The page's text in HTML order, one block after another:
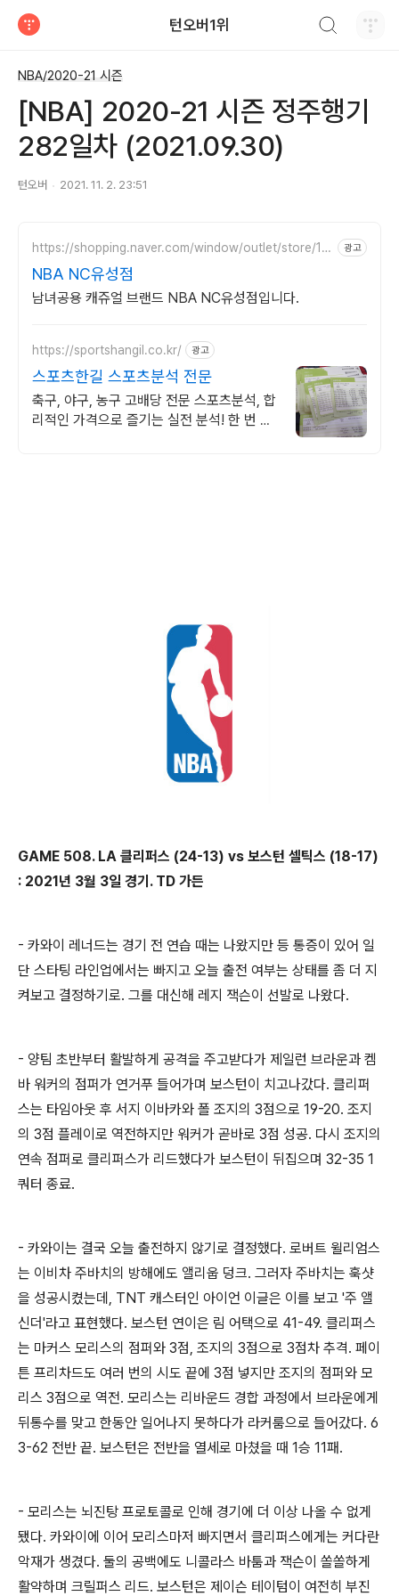
턴오버1위
NBA/2020-21 시즌
[NBA] 2020-21 시즌 정주행기
282일차 (2021.09.30)
턴오버 2021. 11. 2. 23:51
https://shopping.naver.com/window/outlet/store/10
광고
NBA NC유성점
남녀공용 캐쥬얼 브랜드 NBA NC유성점입니다.
https://sportshangil.co.kr/ 광고
스포츠한길 스포츠분석 전문
축구, 야구, 농구 고배당 전문 스포츠분석, 합
리적인 가격으로 즐기는 실전 분석! 한 번 맞
GAME 508. LA 클리퍼스 (24-13) vs 보스턴 셀틱스 (18-17)
: 2021년 3월 3일 경기. TD 가든
- 카와이 레너드는 경기 전 연습 때는 나왔지만 등 통증이 있어 일
단 스타팅 라인업에서는 빠지고 오늘 출전 여부는 상태를 좀 더 지
켜보고 결정하기로. 그를 대신해 레지 잭슨이 선발로 나왔다.
- 양팀 초반부터 활발하게 공격을 주고받다가 제일런 브라운과 켐
바 워커의 점퍼가 연거푸 들어가며 보스턴이 치고나갔다. 클리퍼
스는 타임아웃 후 서지 이바카와 폴 조지의 3점으로 19-20. 조지
의 3점 플레이로 역전하지만 워커가 곧바로 3점 성공. 다시 조지의
연속 점퍼로 클리퍼스가 리드했다가 보스턴이 뒤집으며 32-35 1
쿼터 종료.
- 카와이는 결국 오늘 출전하지 않기로 결정했다. 로버트 윌리엄스
는 이비차 주바치의 방해에도 앨리웁 덩크. 그러자 주바치는 훅샷
을 성공시켰는데, TNT 캐스터인 아이언 이글은 이를 보고 '주 앨
신더'라고 표현했다. 보스턴 연이은 림 어택으로 41-49. 클리퍼스
는 마커스 모리스의 점퍼와 3점, 조지의 3점으로 3점차 추격. 페이
튼 프리차드도 여러 번의 시도 끝에 3점 넣지만 조지의 점퍼와 모
리스 3점으로 역전. 모리스는 리바운드 경합 과정에서 브라운에게
뒤통수를 맞고 한동안 일어나지 못하다가 라커룸으로 들어갔다. 6
3-62 전반 끝. 보스턴은 전반을 열세로 마쳤을 때 1승 11패.
- 모리스는 뇌진탕 프로토콜로 인해 경기에 더 이상 나올 수 없게
됐다. 카와이에 이어 모리스마저 빠지면서 클리퍼스에게는 커다란
악재가 생겼다. 둘의 공백에도 니콜라스 바툼과 잭슨이 쏠쏠하게
활약하며 크릴퍼스 리드. 보스턴은 제이슨 테이텀이 여전히 부진